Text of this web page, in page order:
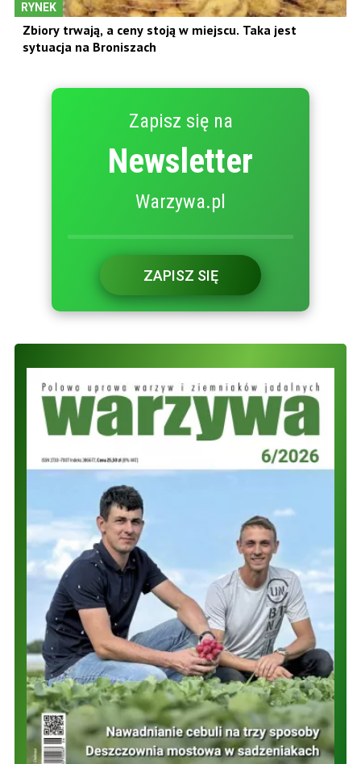
RYNEK
Zbiory trwają, a ceny stoją w miejscu. Taka jest
sytuacja na Broniszach
Zapisz się na
Newsletter
Warzywa.pl
ZAPISZ SIĘ